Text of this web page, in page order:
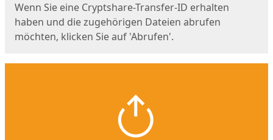
Wenn Sie eine Cryptshare-Transfer-ID erhalten
haben und die zugehörigen Dateien abrufen
möchten, klicken Sie auf 'Abrufen'.